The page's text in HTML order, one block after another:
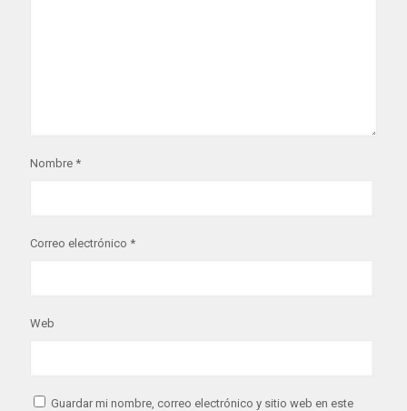
Nombre *
Correo electrónico *
Web
Guardar mi nombre, correo electrónico y sitio web en este